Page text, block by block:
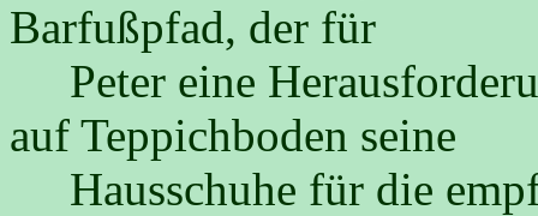
Barfußpfad, der für
Peter eine
auf Teppichboden seine
Hausschuhe für die